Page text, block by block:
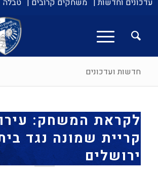
עדכונים וחדשות | משחקים קרובים | טבלה
חדשות ועדכונים
לקראת המשחק:
קריית שמונה נגד
ירושלים